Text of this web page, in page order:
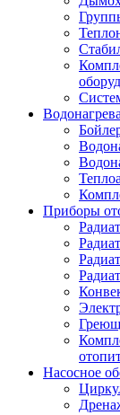
Приборы
Насосное